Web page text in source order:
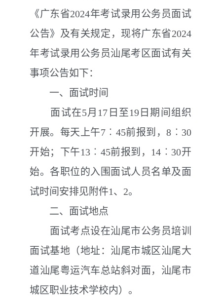
《广东省2024年考试录用公务员面试
公告》及有关规定，现将广东省2024
年考试录用公务员汕尾考区面试有关
事项公告如下：
一、面试时间
面试在5月17日至19日期间组织
开展。每天上午7︰45前报到，8︰30
开始；下午13︰45前报到，14︰30开
始。各职位的入围面试人员名单及面
试时间安排见附件1、2。
二、面试地点
面试考点设在汕尾市公务员培训
面试基地（地址：汕尾市城区汕尾大
道汕尾粤运汽车总站斜对面，汕尾市
城区职业技术学校内）。